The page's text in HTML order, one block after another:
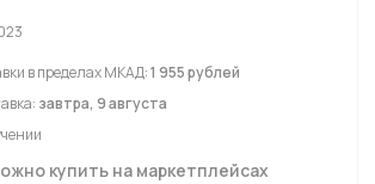
в пределах МКАД:1 955 рублей
завтра, 9 августа
купить на маркетплейсах